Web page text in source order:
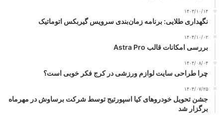
۱۴۰۳/۱۰/۱۴
نگهداری طلایی: برنامه زمان‌بندی سرویس گیربکس اتوماتیک
۱۴۰۴/۱۰/۰۲
بررسی امکانات قالب Astra Pro
۱۴۰۴/۰۸/۰۴
چرا طراحی سایت لوازم ورزشی در کرج فکر خوبی است؟
۱۴۰۴/۰۷/۲۵
جشن تحویل خودروهای کیا اسپورتیج توسط شرکت برساوش در مهرماه
برگزار شد